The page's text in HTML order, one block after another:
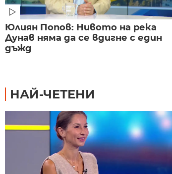
Юлиян Попов: Нивото на река
Дунав няма да се вдигне с един
дъжд
НАЙ-ЧЕТЕНИ